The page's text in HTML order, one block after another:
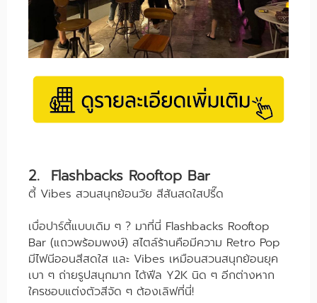
2. Flashbacks Rooftop Bar
ตี้ Vibes สวนสนุกย้อนวัย สีสันสดใสปรี๊ด
เบื่อปาร์ตี้แบบเดิม ๆ ? มาที่นี่ Flashbacks Rooftop
Bar (แถวพร้อมพงษ์) สไตล์ร้านคือมีความ Retro Pop
มีไฟนีออนสีสดใส และ Vibes เหมือนสวนสนุกย้อนยุค
เบา ๆ ถ่ายรูปสนุกมาก ได้ฟีล Y2K นิด ๆ อีกต่างหาก
ใครชอบแต่งตัวสีจัด ๆ ต้องเลิฟที่นี่!